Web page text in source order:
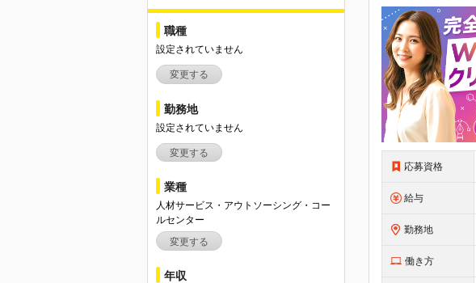
職種
設定されていません
変更する
勤務地
設定されていません
変更する
業種
人材サービス・アウトソーシング・コー
ルセンター
変更する
年収
応募資格
給与
勤務地
働き方